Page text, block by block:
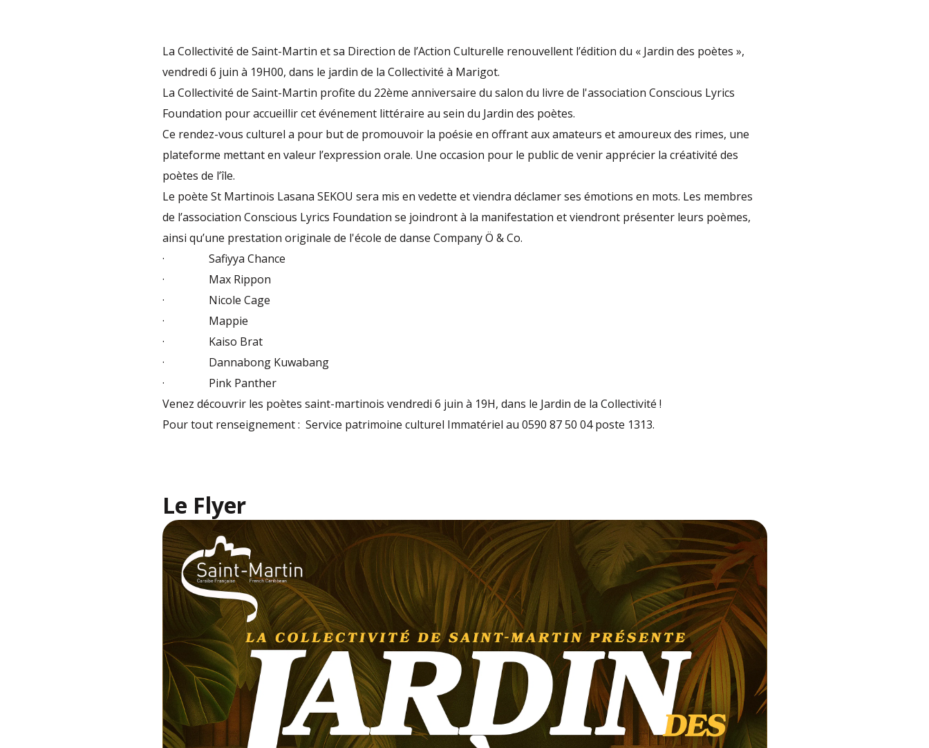
La Collectivité de Saint-Martin et sa Direction de l’Action Culturelle renouvellent l’édition du « Jardin des poètes »,
vendredi 6 juin à 19H00, dans le jardin de la Collectivité à Marigot.
La Collectivité de Saint-Martin profite du 22ème anniversaire du salon du livre de l'association Conscious Lyrics
Foundation pour accueillir cet événement littéraire au sein du Jardin des poètes.
Ce rendez-vous culturel a pour but de promouvoir la poésie en offrant aux amateurs et amoureux des rimes, une
plateforme mettant en valeur l’expression orale. Une occasion pour le public de venir apprécier la créativité des
poètes de l’île.
Le poète St Martinois Lasana SEKOU sera mis en vedette et viendra déclamer ses émotions en mots. Les membres
de l’association Conscious Lyrics Foundation se joindront à la manifestation et viendront présenter leurs poèmes,
ainsi qu’une prestation originale de l'école de danse Company Ö & Co.
· Safiyya Chance
· Max Rippon
· Nicole Cage
· Mappie
· Kaiso Brat
· Dannabong Kuwabang
· Pink Panther
Venez découvrir les poètes saint-martinois vendredi 6 juin à 19H, dans le Jardin de la Collectivité !
Pour tout renseignement : Service patrimoine culturel Immatériel au 0590 87 50 04 poste 1313.
Le Flyer